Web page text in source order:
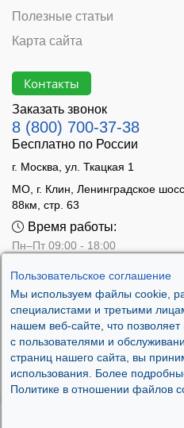
Пользовательское соглашение
Мы используем файлы cookie,
специалистами и третьими
нашем веб-сайте, что
с пользователями и
страниц нашего сайта, вы
использования. Более
Политике в отношении файлов
Полезные статьи
Карта сайта
Контакты
Заказать звонок
8 (800) 700-37-38
Бесплатно по России
г. Москва, ул. Ткацкая 1
МО, г. Клин, Ленинградское
88км, стр. 63
Время работы:
Пн–Пт 09:00 - 18:00
Вс - выходной